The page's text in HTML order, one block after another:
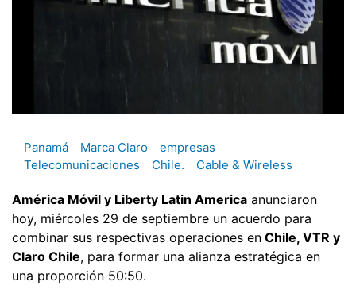
Panamá Marca Claro
empresas
Telecomunicaciones
Chile. Cable & Wireless
América Móvil y Liberty Latin America anunciaron
hoy, miércoles 29 de septiembre un acuerdo para
combinar sus respectivas operaciones en Chile, VTR y
Claro Chile, para formar una alianza estratégica en
una proporción 50:50.